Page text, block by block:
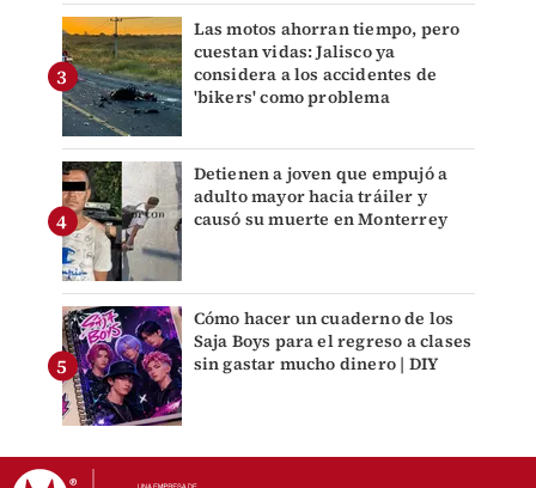
Las motos ahorran tiempo, pero
cuestan vidas: Jalisco ya
considera a los accidentes de
'bikers' como problema
Detienen a joven que empujó a
adulto mayor hacia tráiler y
causó su muerte en Monterrey
Cómo hacer un cuaderno de los
Saja Boys para el regreso a clases
sin gastar mucho dinero | DIY